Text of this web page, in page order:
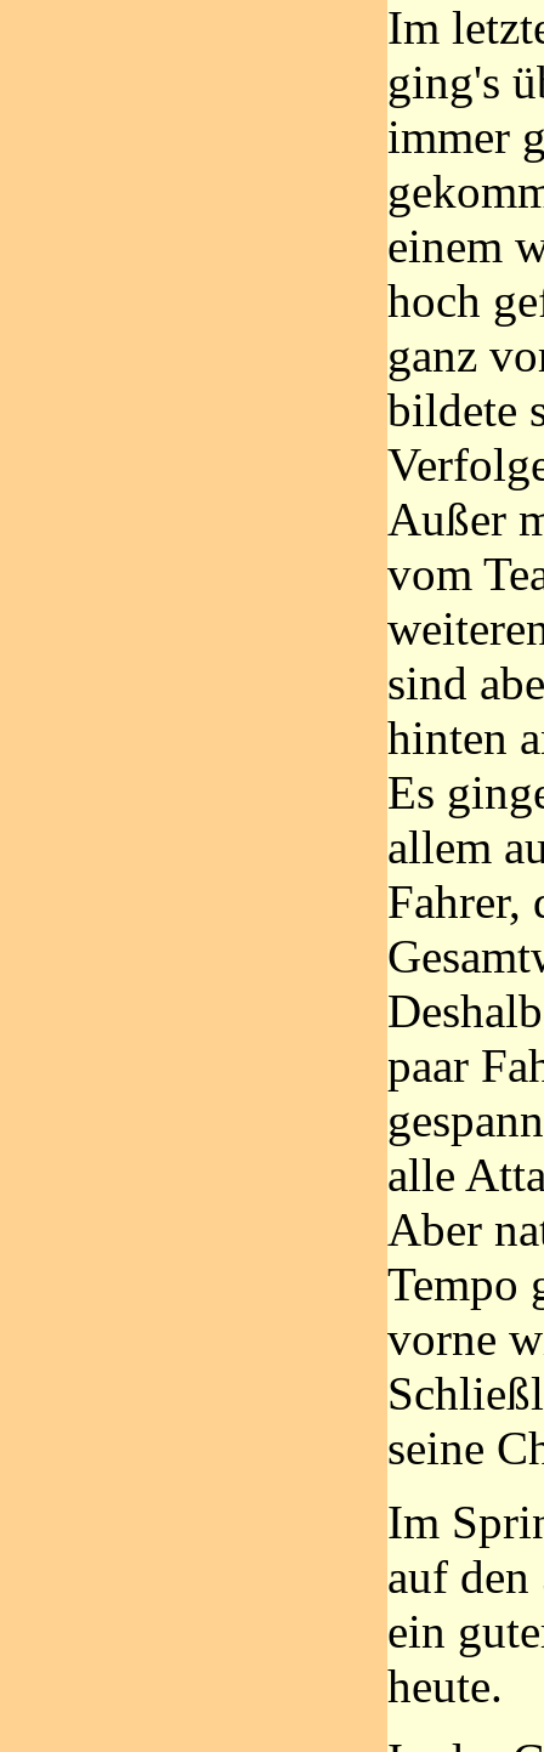
Im
ging's
immer
einem
hoch
ganz
bildete
Außer
vom
sind
hinten
Es
allem
Fahrer,
paar
alle
Aber
Tempo
vorne
seine
Im
auf
ein
heute.